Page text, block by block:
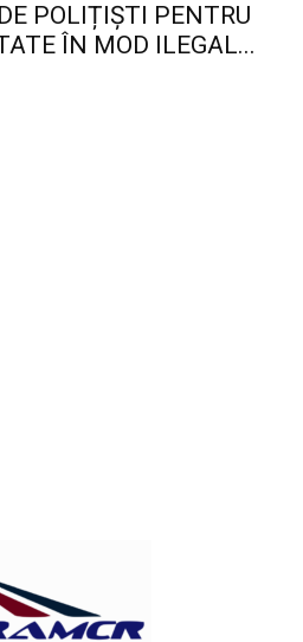
POLIȚIȘTI PENTRU
ÎN MOD ILEGAL...